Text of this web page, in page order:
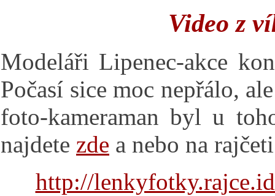
Video z
Modeláři Lipenec-akce
Počasí sice moc nepřálo,
foto-kameraman byl u
najdete zde a nebo na rajčeti
http://